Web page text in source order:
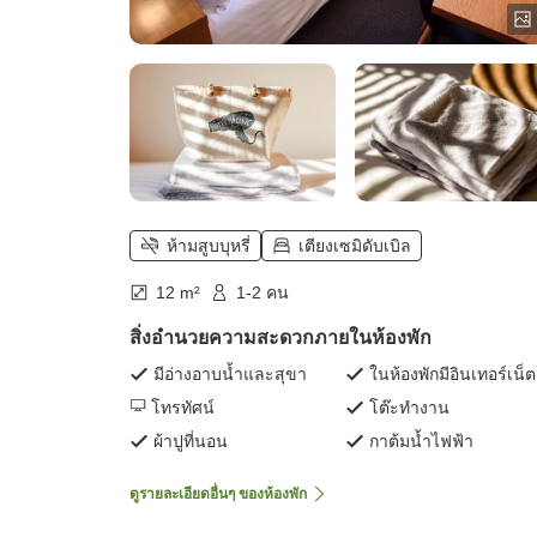
ห้ามสูบบุหรี่ เตียงเซมิดับเบิล
12 m² 1-2 คน
สิ่งอำนวยความสะดวกภายในห้องพัก
มีอ่างอาบน้ำและสุขา
ในห้องพักมีอินเทอร์เน็ต
โทรทัศน์
โต๊ะทำงาน
ผ้าปูที่นอน
กาต้มน้ำไฟฟ้า
ดูรายละเอียดอื่นๆ ของห้องพัก